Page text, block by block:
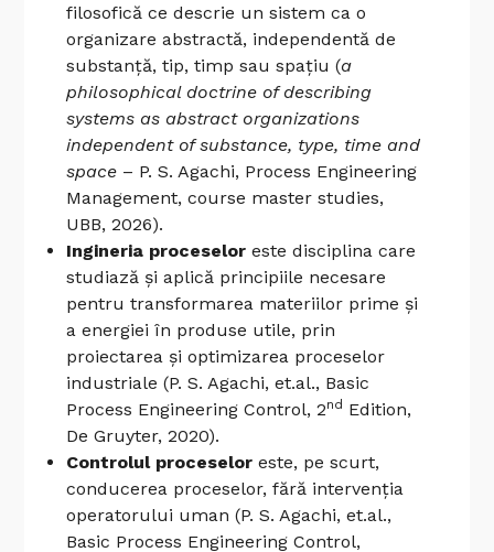
filosofică ce descrie un sistem ca o
organizare abstractă, independentă de
substanță, tip, timp sau spațiu (a
philosophical doctrine of describing
systems as abstract organizations
independent of substance, type, time and
space – P. S. Agachi, Process Engineering
Management, course master studies,
UBB, 2026).
Ingineria proceselor este disciplina care
studiază și aplică principiile necesare
pentru transformarea materiilor prime și
a energiei în produse utile, prin
proiectarea și optimizarea proceselor
industriale (P. S. Agachi, et.al., Basic
Process Engineering Control, 2nd Edition,
De Gruyter, 2020).
Controlul proceselor este, pe scurt,
conducerea proceselor, fără intervenția
operatorului uman (P. S. Agachi, et.al.,
Basic Process Engineering Control,